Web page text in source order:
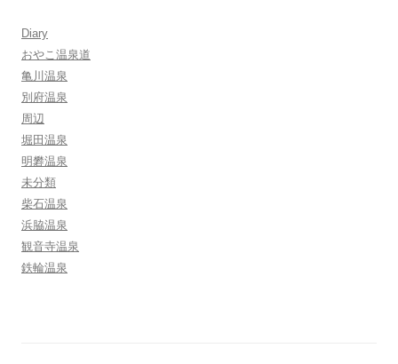
Diary
おやこ温泉道
亀川温泉
別府温泉
周辺
堀田温泉
明礬温泉
未分類
柴石温泉
浜脇温泉
観音寺温泉
鉄輪温泉